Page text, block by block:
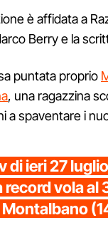
è affidata a
Berry e la
puntata proprio
, una ragazzina
a spaventare i
di ieri 27
record vola al